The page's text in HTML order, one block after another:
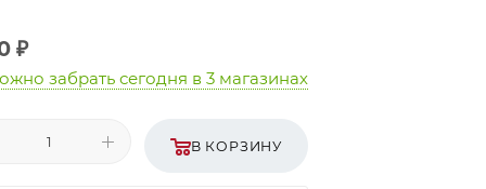
₽
забрать сегодня в 3 магазинах
В КОРЗИНУ